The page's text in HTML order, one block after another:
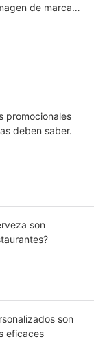
de marca
promocionales
deben saber.
son
son
eficaces